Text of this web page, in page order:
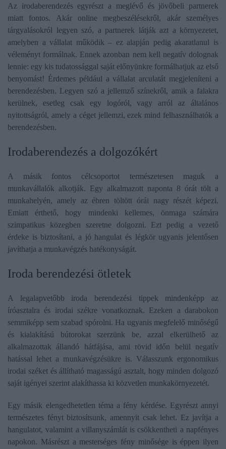
Az irodaberendezés egyrészt a meglévő és jövőbeli partnerek
miatt fontos. Akár online megbeszélésekről, akár személyes
tárgyalásokról legyen szó, a partnerek látják azt a környezetet,
amelyben a vállalat működik – ez alapján pedig akaratlanul is
véleményt formálnak. Ennek azonban nem kell negatív dolognak
lennie: egy kis tudatossággal saját előnyünkre formálhatjuk az első
benyomást! Érdemes például a vállalat arculatát megjeleníteni a
berendezésben. Legyen szó a jellemző színekről, amik a falakra
kerülnek, esetleg csak egy logóról, vagy arról az általános
nyitottságról, amely a céget jellemzi, ezek mind felhasználhatók a
berendezésben.
Irodaberendezés a dolgozókért
A másik fontos célcsoportot természetesen maguk a
munkavállalók alkotják. Egy alkalmazott naponta 8 órát tölt a
munkahelyén, amely az ébren töltött órái nagy részét képezi.
Emiatt érthető, hogy mindenki kellemes, önmaga számára
szimpatikus közegben szeretne dolgozni. Ezt pedig a vezető
érdeke is biztosítani, a jó hangulat és légkör ugyanis jelentősen
javíthatja a munkavégzés hatékonyságát.
Iroda berendezési ötletek
A legalapvetőbb iroda berendezési tippek mindenképp az
íróasztalra és irodai székre vonatkoznak. Ezeken a darabokon
semmiképp sem szabad spórolni. Ha ugyanis megfelelő minőségű
és kialakítású bútorokat szerzünk be, azzal elkerülhető az
alkalmazottak állandó hátfájása, ami rövid időn belül negatív
hatással lehet a munkavégzésükre is. Válasszunk ergonomikus
irodai széket és állítható magasságú asztalt, hogy minden dolgozó
saját igényei szerint alakíthassa ki közvetlen munkakörnyezetét.
Egy másik elengedhetetlen téma a fény kérdése. Egyrészt annyi
természetes fényt biztosítsunk, amennyit csak lehet. Ez javítja a
hangulatot, valamint a villanyszámlát is csökkentheti a napfényes
napokon. Másrészt a mesterséges fény minősége is éppen ilyen